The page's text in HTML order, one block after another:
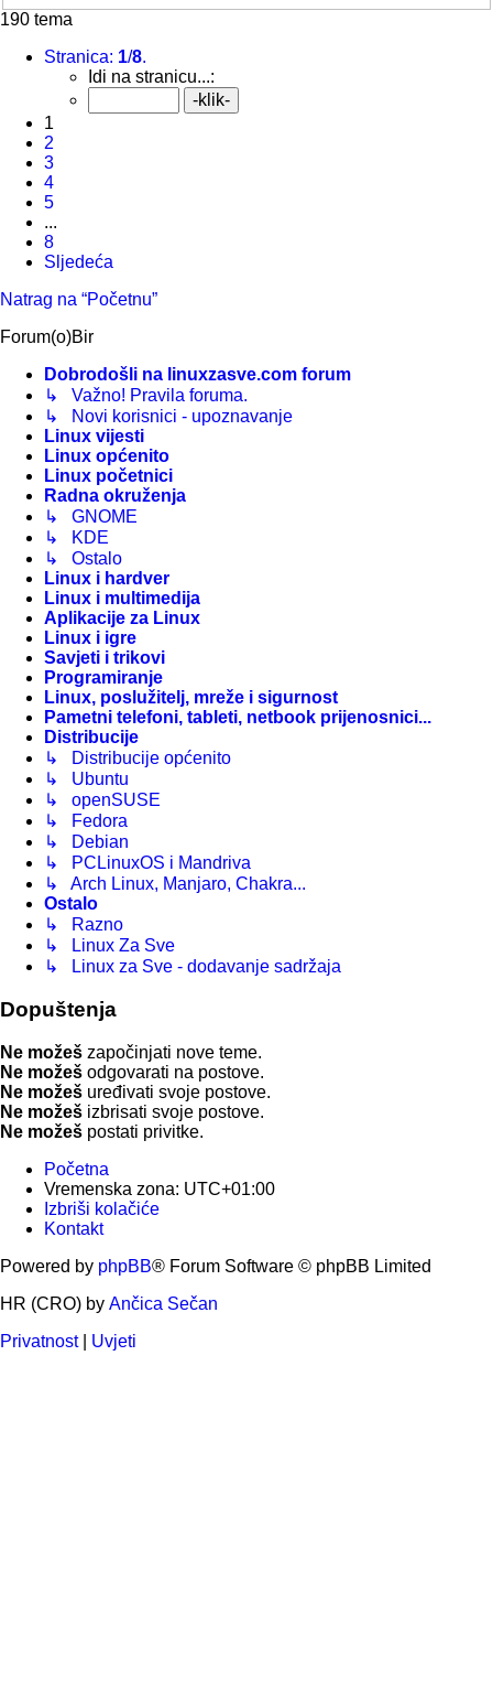
190 tema
Stranica: 1/8.
Idi na stranicu...:
1
2
3
4
5
...
8
Sljedeća
Natrag na “Početnu”
Forum(o)Bir
Dobrodošli na linuxzasve.com forum
↳ Važno! Pravila foruma.
↳ Novi korisnici - upoznavanje
Linux vijesti
Linux općenito
Linux početnici
Radna okruženja
↳ GNOME
↳ KDE
↳ Ostalo
Linux i hardver
Linux i multimedija
Aplikacije za Linux
Linux i igre
Savjeti i trikovi
Programiranje
Linux, poslužitelj, mreže i sigurnost
Pametni telefoni, tableti, netbook prijenosnici...
Distribucije
↳ Distribucije općenito
↳ Ubuntu
↳ openSUSE
↳ Fedora
↳ Debian
↳ PCLinuxOS i Mandriva
↳ Arch Linux, Manjaro, Chakra...
Ostalo
↳ Razno
↳ Linux Za Sve
↳ Linux za Sve - dodavanje sadržaja
Dopuštenja
Ne možeš započinjati nove teme.
Ne možeš odgovarati na postove.
Ne možeš uređivati svoje postove.
Ne možeš izbrisati svoje postove.
Ne možeš postati privitke.
Početna
Vremenska zona: UTC+01:00
Izbriši kolačiće
Kontakt
Powered by phpBB® Forum Software © phpBB Limited
HR (CRO) by Ančica Sečan
Privatnost| Uvjeti